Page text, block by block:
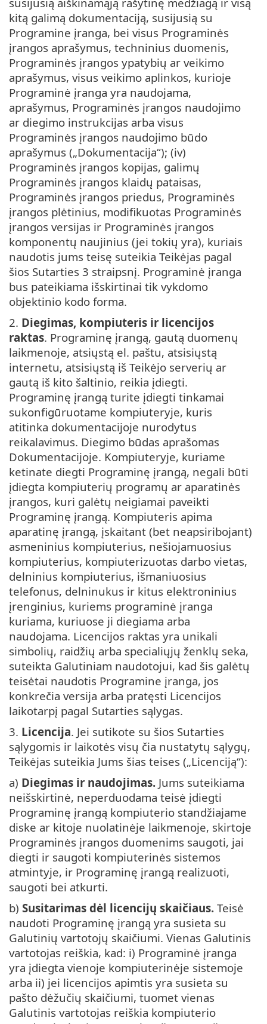
kitą galimą dokumentaciją, susijusią su
Programine įranga, bei visus Programinės
įrangos aprašymus, techninius duomenis,
Programinės įrangos ypatybių ar veikimo
aprašymus, visus veikimo aplinkos, kurioje
Programinė įranga yra naudojama,
aprašymus, Programinės įrangos naudojimo
ar diegimo instrukcijas arba visus
Programinės įrangos naudojimo būdo
aprašymus („Dokumentacija“); (iv)
Programinės įrangos kopijas, galimų
Programinės įrangos klaidų pataisas,
Programinės įrangos priedus, Programinės
įrangos plėtinius, modifikuotas Programinės
įrangos versijas ir Programinės įrangos
komponentų naujinius (jei tokių yra), kuriais
naudotis jums teisę suteikia Teikėjas pagal
šios Sutarties 3 straipsnį. Programinė įranga
bus pateikiama išskirtinai tik vykdomo
objektinio kodo forma.
2. Diegimas, kompiuteris ir licencijos
raktas. Programinę įrangą, gautą duomenų
laikmenoje, atsiųstą el. paštu, atsisiųstą
internetu, atsisiųstą iš Teikėjo serverių ar
gautą iš kito šaltinio, reikia įdiegti.
Programinę įrangą turite įdiegti tinkamai
sukonfigūruotame kompiuteryje, kuris
atitinka dokumentacijoje nurodytus
reikalavimus. Diegimo būdas aprašomas
Dokumentacijoje. Kompiuteryje, kuriame
ketinate diegti Programinę įrangą, negali būti
įdiegta kompiuterių programų ar aparatinės
įrangos, kuri galėtų neigiamai paveikti
Programinę įrangą. Kompiuteris apima
aparatinę įrangą, įskaitant (bet neapsiribojant)
asmeninius kompiuterius, nešiojamuosius
kompiuterius, kompiuterizuotas darbo vietas,
delninius kompiuterius, išmaniuosius
telefonus, delninukus ir kitus elektroninius
įrenginius, kuriems programinė įranga
kuriama, kuriuose ji diegiama arba
naudojama. Licencijos raktas yra unikali
simbolių, raidžių arba specialiųjų ženklų seka,
suteikta Galutiniam naudotojui, kad šis galėtų
teisėtai naudotis Programine įranga, jos
konkrečia versija arba pratęsti Licencijos
laikotarpį pagal Sutarties sąlygas.
3. Licencija. Jei sutikote su šios Sutarties
sąlygomis ir laikotės visų čia nustatytų sąlygų,
Teikėjas suteikia Jums šias teises („Licenciją“):
a) Diegimas ir naudojimas. Jums suteikiama
neišskirtinė, neperduodama teisė įdiegti
Programinę įrangą kompiuterio standžiajame
diske ar kitoje nuolatinėje laikmenoje, skirtoje
Programinės įrangos duomenims saugoti, jai
diegti ir saugoti kompiuterinės sistemos
atmintyje, ir Programinę įrangą realizuoti,
saugoti bei atkurti.
b) Susitarimas dėl licencijų skaičiaus. Teisė
naudoti Programinę įrangą yra susieta su
Galutinių vartotojų skaičiumi. Vienas Galutinis
vartotojas reiškia, kad: i) Programinė įranga
yra įdiegta vienoje kompiuterinėje sistemoje
arba ii) jei licencijos apimtis yra susieta su
pašto dėžučių skaičiumi, tuomet vienas
Galutinis vartotojas reiškia kompiuterio